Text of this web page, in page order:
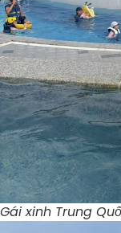
Gái xinh Trung